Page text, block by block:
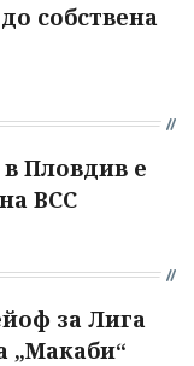
собствена
Пловдив е
ВСС
за Лига
„Макаби“